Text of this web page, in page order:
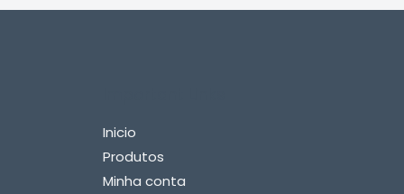
Inicio
Produtos
Minha conta